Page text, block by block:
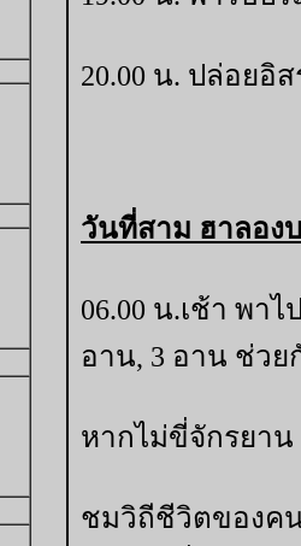
20.00 น. ปล่อยอิ
วันที่สาม ฮาลอง
06.00 น.เช้า พาไ
อาน, 3 อาน ช่วย
หากไม่ขี่จักรยาน
ชมวิถีชีวิตของค